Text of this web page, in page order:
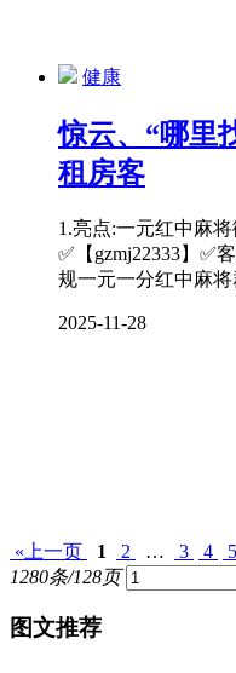
健康
惊云、“哪里
租房客
1.亮点:一元红中麻将
✅【gzmj22333】✅
规一元一分红中麻将
2025-11-28
«上一页 1 2 … 3 4 5
1280条/128页
图文推荐